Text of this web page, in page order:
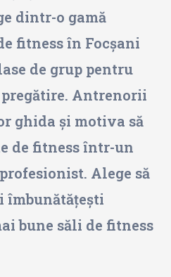
dintr-o gamă
fitness în Focșani
de grup pentru
Antrenorii
ghida și motiva să
de fitness într-un
Alege să
îmbunătățești
bune săli de fitness